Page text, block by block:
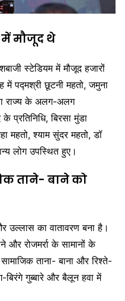
में मौजूद थे
स्टेडियम में मौजूद हजारों
में पद्मश्री छूटनी महतो, जमुना
राज्य के अलग-अलग
प्रतिनिधि, बिरसा मुंडा
महतो, श्याम सुंदर महतो, डॉ
लोग उपस्थित हुए।
ताने- बाने को
उल्लास का वातावरण बना है।
रोजमर्रा के सामानों के
ताना- बाना और रिश्ते-
गुब्बारे और बैलून हवा में